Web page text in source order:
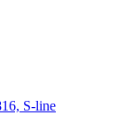
S-line